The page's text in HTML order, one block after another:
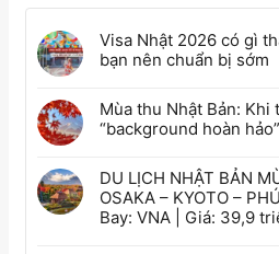
Visa Nhật 2026 có gì
bạn nên chuẩn bị sớm
Mùa thu Nhật Bản:
“background hoàn hảo”
DU LỊCH NHẬT BẢN
OSAKA – KYOTO –
Bay: VNA | Giá: 39,9